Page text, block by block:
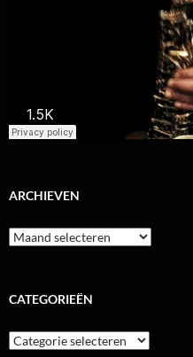
ARCHIEVEN
Archieven
CATEGORIEËN
Categorieën